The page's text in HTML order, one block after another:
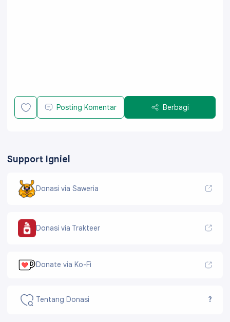
Posting Komentar Berbagi
Support Igniel
Donasi via Saweria
Donasi via Trakteer
Donate via Ko-Fi
Tentang Donasi ?